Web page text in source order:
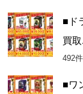
■ド
買取
492
■ワ